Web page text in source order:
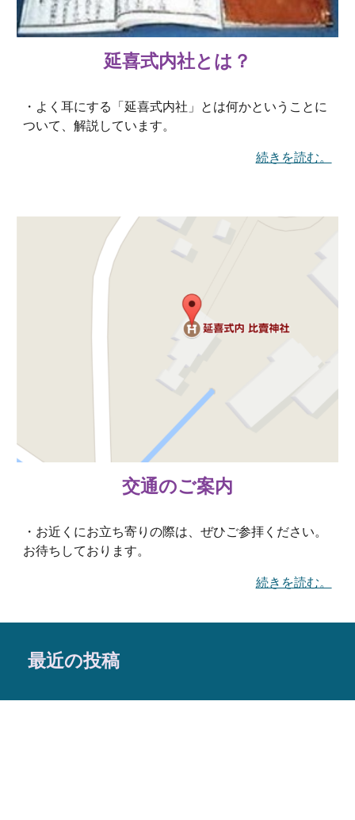
延喜式内社とは？
・よく耳にする「延喜式内社」とは何かということに
ついて、解説しています。
続きを読む。
交通のご案内
・お近くにお立ち寄りの際は、ぜひご参拝ください。
お待ちしております。
続きを読む。
最近の投稿